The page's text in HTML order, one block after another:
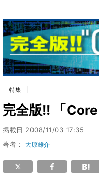
特集
完全版!! 「
掲載日 2008/11/03 17:35
著者：大原雄介